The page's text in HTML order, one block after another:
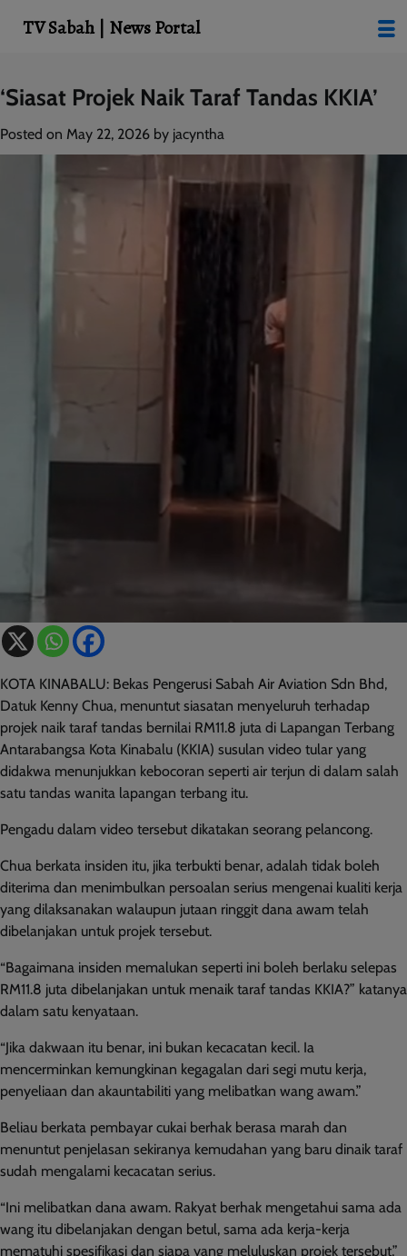
Skip
to
content
‘Siasat Projek Naik Taraf Tandas KKIA’
Posted on May 22, 2026 by jacyntha
KOTA KINABALU: Bekas Pengerusi Sabah Air Aviation Sdn Bhd,
Datuk Kenny Chua, menuntut siasatan menyeluruh terhadap
projek naik taraf tandas bernilai RM11.8 juta di Lapangan Terbang
Antarabangsa Kota Kinabalu (KKIA) susulan video tular yang
didakwa menunjukkan kebocoran seperti air terjun di dalam salah
satu tandas wanita lapangan terbang itu.
Pengadu dalam video tersebut dikatakan seorang pelancong.
Chua berkata insiden itu, jika terbukti benar, adalah tidak boleh
diterima dan menimbulkan persoalan serius mengenai kualiti kerja
yang dilaksanakan walaupun jutaan ringgit dana awam telah
dibelanjakan untuk projek tersebut.
“Bagaimana insiden memalukan seperti ini boleh berlaku selepas
RM11.8 juta dibelanjakan untuk menaik taraf tandas KKIA?” katanya
dalam satu kenyataan.
“Jika dakwaan itu benar, ini bukan kecacatan kecil. Ia
mencerminkan kemungkinan kegagalan dari segi mutu kerja,
penyeliaan dan akauntabiliti yang melibatkan wang awam.”
Beliau berkata pembayar cukai berhak berasa marah dan
menuntut penjelasan sekiranya kemudahan yang baru dinaik taraf
sudah mengalami kecacatan serius.
“Ini melibatkan dana awam. Rakyat berhak mengetahui sama ada
wang itu dibelanjakan dengan betul, sama ada kerja-kerja
mematuhi spesifikasi dan siapa yang meluluskan projek tersebut,”
TV Sabah | News Portal